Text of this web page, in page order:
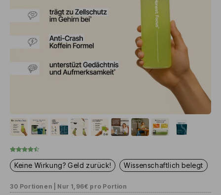
Keine Wirkung? Geld zurück! Wissenschaftlich belegt
30 Portionen | Nur 1,96€ pro Portion